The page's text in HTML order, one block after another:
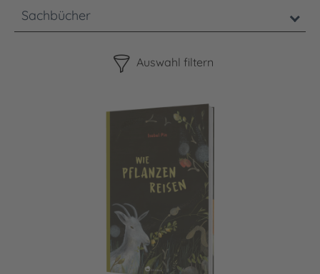
Sachbücher
Auswahl filtern